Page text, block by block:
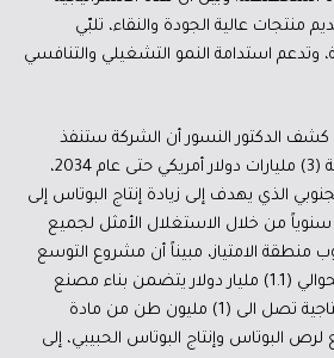
منتجات عالية الجودة والنقاء، تلبّي
وتدعم استدامة النمو التشغيلي والتنافسي
الدكتور النسور أن الشركة ستنفذ
استثمارات رأسمالية بقيمة (3) مليارات دولار أمريكي حتى عام 2034،
الذي يهدف إلى زيادة إنتاج البوتاس إلى
طن سنوياً من خلال الاستغلال الأمثل لجميع
منطقة الامتياز، مبيناً أن مشروع التوسع
الجنوبي الذي تقدر كلفته بحوالي (1.1) مليار دولار يتضمن بناء مصنع
بلورة باردة جديد، بطاقة إنتاجية تصل الى (1) مليون طن من مادة
البوتاس وإنتاج البوتاس الحبيبي، إلى